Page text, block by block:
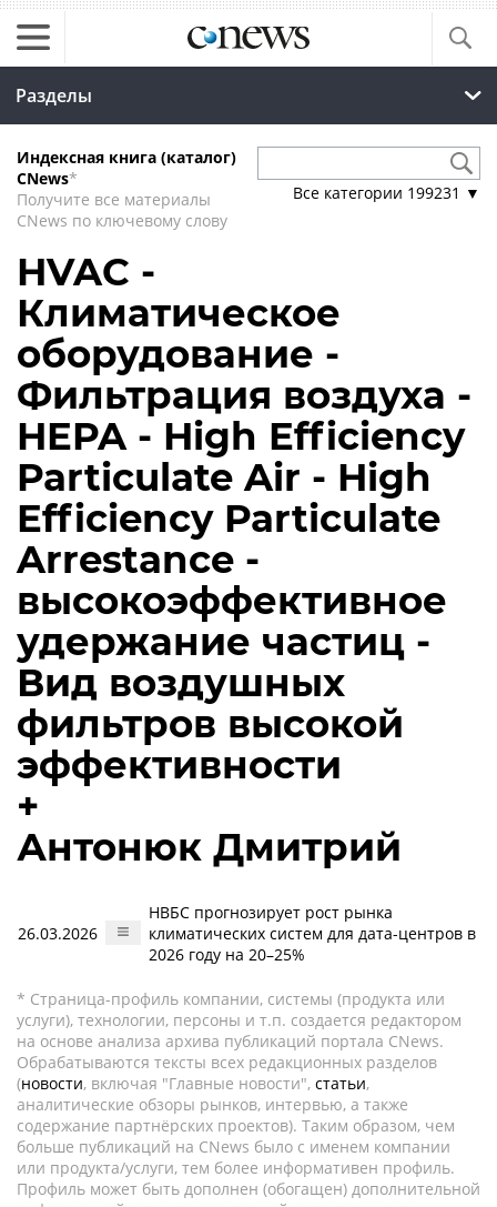
Разделы
Индексная книга (каталог)
CNews*
Получите все материалы
CNews по ключевому слову
Все категории 199231 ▼
HVAC -
Климатическое
оборудование -
Фильтрация воздуха -
HEPA - High Efficiency
Particulate Air - High
Efficiency Particulate
Arrestance -
высокоэффективное
удержание частиц -
Вид воздушных
фильтров высокой
эффективности
+
Антонюк Дмитрий
26.03.2026
НВБС прогнозирует рост рынка
климатических систем для дата-центров в
2026 году на 20–25%
* Страница-профиль компании, системы (продукта или
услуги), технологии, персоны и т.п. создается редактором
на основе анализа архива публикаций портала CNews.
Обрабатываются тексты всех редакционных разделов
(новости, включая "Главные новости", статьи,
аналитические обзоры рынков, интервью, а также
содержание партнёрских проектов). Таким образом, чем
больше публикаций на CNews было с именем компании
или продукта/услуги, тем более информативен профиль.
Профиль может быть дополнен (обогащен) дополнительной